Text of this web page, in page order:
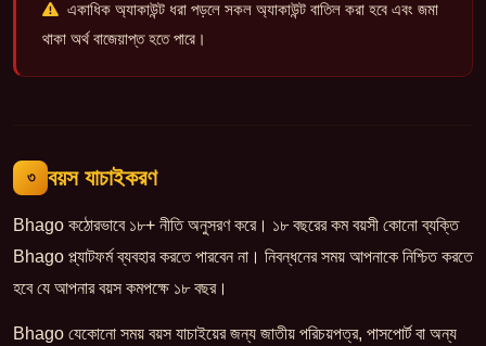
একাধিক অ্যাকাউন্ট ধরা পড়লে সকল অ্যাকাউন্ট বাতিল করা হবে এবং জমা
থাকা অর্থ বাজেয়াপ্ত হতে পারে।
৩ বয়স যাচাইকরণ
Bhago কঠোরভাবে ১৮+ নীতি অনুসরণ করে। ১৮ বছরের কম বয়সী কোনো ব্যক্তি
Bhago প্ল্যাটফর্ম ব্যবহার করতে পারবেন না। নিবন্ধনের সময় আপনাকে নিশ্চিত করতে
হবে যে আপনার বয়স কমপক্ষে ১৮ বছর।
Bhago যেকোনো সময় বয়স যাচাইয়ের জন্য জাতীয় পরিচয়পত্র, পাসপোর্ট বা অন্য